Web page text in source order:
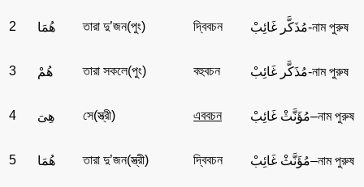
2 هُمَا তারা দু’জন(পুং) দ্বিবচন مُذَكَّر غَائِبْ-নাম পুরুষ
3 هُمْ তারা সকলে(পুং) বহুবচন مُذَكَّر غَائِبْ-নাম পুরুষ
4 هِىَ সে(স্ত্রী) এববচন مُؤَنَّثْ غَائِبْ–নাম পুরুষ
5 هُمَا তারা দু’জন(স্ত্রী) দ্বিবচন مُؤَنَّثْ غَائِبْ–নাম পুরুষ